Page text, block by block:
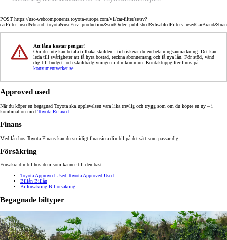
POST https://usc-webcomponents.toyota-europe.com/v1/car-filter/se/sv?
Att låna kostar pengar!
Om du inte kan betala tillbaka skulden i tid riskerar du en betalningsanmärkning. Det kan
leda till svårigheter att få hyra bostad, teckna abonnemang och få nya lån. För stöd, vänd
dig till budget- och skuldrådgivningen i din kommun. Kontaktuppgifter finns på
konsumentverket.se
Approved used
När du köper en begagnad Toyota ska upplevelsen vara lika trevlig och trygg som om du köpte en ny – i
kombination med Toyota Relaxed
Finans
Med lån hos Toyota Finans kan du smidigt finansiera din bil på det sätt som passar dig.
Försäkring
Försäkra din bil hos dem som känner till den bäst.
Toyota Approved Used Toyota Approved Used
Billån Billån
Bilförsäkring Bilförsäkring
Begagnade biltyper